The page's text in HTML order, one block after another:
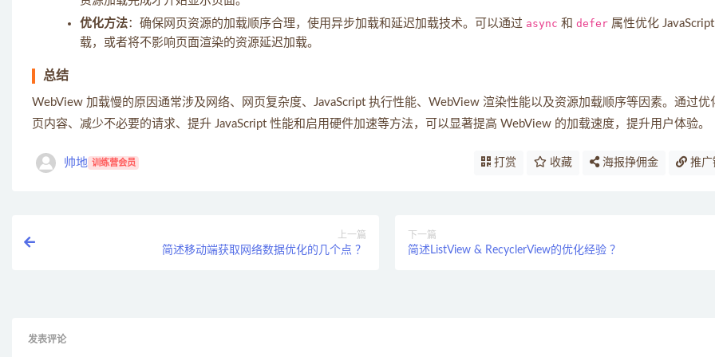
优化方法：确保网页资源的加载顺序合理，使用异步加载和延迟加载技术。可以通过 async 和 defer 属性优化
载，或者将不影响页面渲染的资源延迟加载。
总结
WebView 加载慢的原因通常涉及网络、网页复杂度、JavaScript 执行性能、WebView 渲染性能以及资源加载顺序等因素。通过优
页内容、减少不必要的请求、提升 JavaScript 性能和启用硬件加速等方法，可以显著提高 WebView 的加载速度，提升用户体验。
帅地 训练营会员 打赏 收藏 海报挣佣金 推广
上一篇
简述移动端获取网络数据优化的几个点 ？
下一篇
简述ListView & RecyclerView的优化经验 ？
发表评论